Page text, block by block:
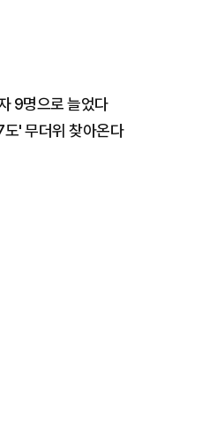
9명으로 늘었다
' 무더위 찾아온다